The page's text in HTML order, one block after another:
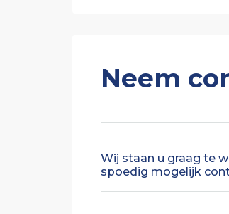
Neem
Wij staan u graag te
spoedig mogelijk